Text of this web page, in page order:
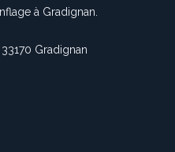
à Gradignan.
Gradignan